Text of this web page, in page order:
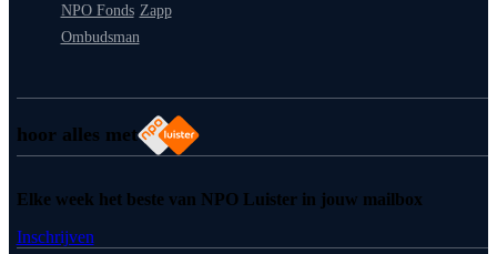
hoor alles met
NPO Fonds
Ombudsman
Zapp
Elke week het beste van NPO Luister in jouw mailbox
Inschrijven